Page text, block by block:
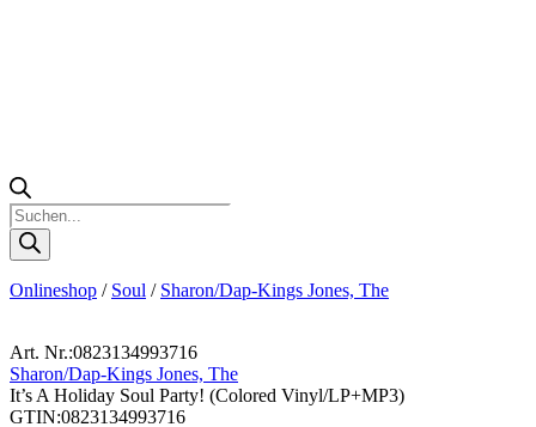
Products
search
Onlineshop / Soul / Sharon/Dap-Kings Jones, The
Art. Nr.:0823134993716
Sharon/Dap-Kings Jones, The
It’s A Holiday Soul Party! (Colored Vinyl/LP+MP3)
GTIN:0823134993716